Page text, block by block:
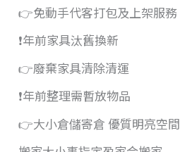
👉免動手代客打包及上架服務
❗️年前家具汰舊換新
👉廢棄家具清除清運
❗️年前整理需暫放物品
👉大小倉儲寄倉 優質明亮空間